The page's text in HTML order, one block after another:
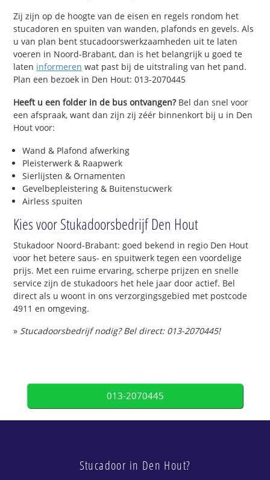
Zij zijn op de hoogte van de eisen en regels rondom het
stucadoren en spuiten van wanden, plafonds en gevels. Als
u van plan bent stucadoorswerkzaamheden uit te laten
voeren in Noord-Brabant, dan is het belangrijk u goed te
laten informeren wat past bij de uitstraling van het pand.
Plan een bezoek in Den Hout: 013-2070445
Heeft u een folder in de bus ontvangen?Bel dan snel voor
een afspraak, want dan zijn zij zéér binnenkort bij u in Den
Hout voor:
Wand & Plafond afwerking
Pleisterwerk & Raapwerk
Sierlijsten & Ornamenten
Gevelbepleistering & Buitenstucwerk
Airless spuiten
Kies voor Stukadoorsbedrijf Den Hout
Stukadoor Noord-Brabant: goed bekend in regio Den Hout
voor het betere saus- en spuitwerk tegen een voordelige
prijs. Met een ruime ervaring, scherpe prijzen en snelle
service zijn de stukadoors het hele jaar door actief. Bel
direct als u woont in ons verzorgingsgebied met postcode
4911 en omgeving.
» Stucadoorsbedrijf nodig? Bel direct: 013-2070445!
013-2070445
Stucadoor in Den Hout?